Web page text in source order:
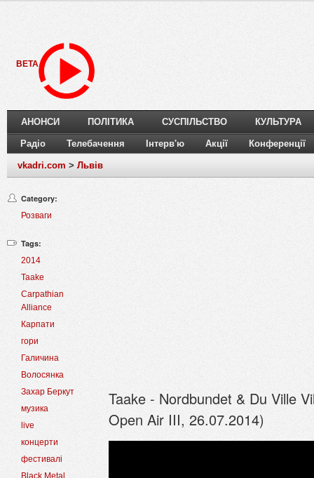
BETA
АНОНСИ ПОЛІТИКА СУСПІЛЬСТВО КУЛЬТУРА
Радіо Телебачення Інтерв'ю Акції Конференції
vkadri.com > Львів
Category:
Розваги
Tags:
2014
Taake
Carpathian
Alliance
Карпати
гори
Галичина
Волосянка
Захар Беркут
музика
live
концерти
фестивалі
Taake - Nordbundet & Du Ville
Open Air III, 26.07.2014)